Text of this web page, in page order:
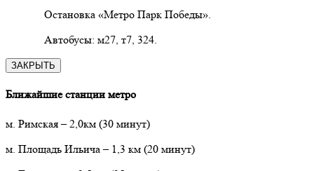
Остановка «Метро Парк Победы».
Автобусы: м27, т7, 324.
ЗАКРЫТЬ
Ближайшие станции метро
м. Римская– 2,0км (30 минут)
м. Площадь Ильича– 1,3 км (20 минут)